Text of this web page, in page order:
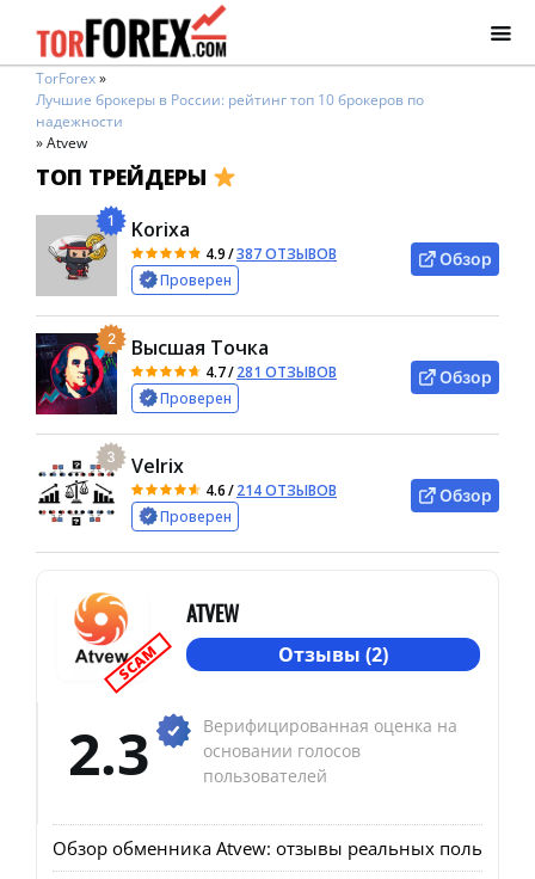
TorForex»
Лучшие брокеры в России: рейтинг топ 10 брокеров по
надежности
»Atvew
ТОП ТРЕЙДЕРЫ
1 Korixa
4.9/387 ОТЗЫВОВ
Проверен
Обзор
2 Высшая Точка
4.7/281 ОТЗЫВОВ
Проверен
Обзор
3 Velrix
4.6/214 ОТЗЫВОВ
Проверен
Обзор
SCAM
ATVEW
Отзывы (2)
2.3
Верифицированная оценка на
основании голосов
пользователей
Обзор обменника Atvew: отзывы реальных